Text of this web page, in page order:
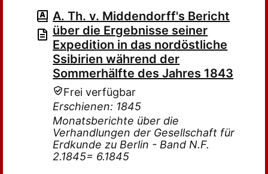
A. Th. v. Middendorff's Bericht
über die Ergebnisse seiner
Expedition in das nordöstliche
Ssibirien während der
Sommerhälfte des Jahres 1843
Frei verfügbar
Erschienen: 1845
Monatsberichte über die
Verhandlungen der Gesellschaft für
Erdkunde zu Berlin - Band N.F.
2.1845= 6.1845